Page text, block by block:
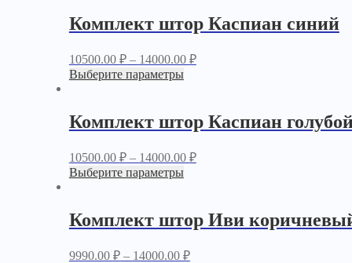
Комплект штор Каспиан синий
10500.00 ₽– 14000.00 ₽
Выберите параметры
Комплект штор Каспиан
10500.00 ₽– 14000.00 ₽
Выберите параметры
Комплект штор Иви
9990.00 ₽– 14000.00 ₽